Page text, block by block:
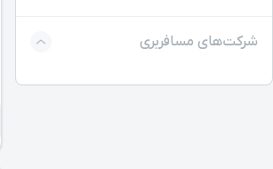
شرکت‌های مسافربری